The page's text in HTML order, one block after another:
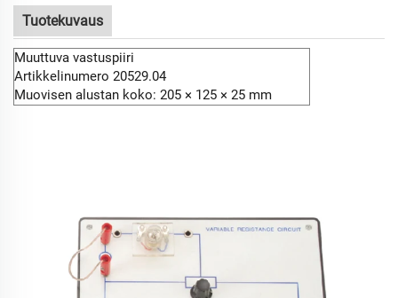
Tuotekuvaus
Muuttuva vastuspiiri
Artikkelinumero 20529.04
Muovisen alustan koko: 205 × 125 × 25 mm